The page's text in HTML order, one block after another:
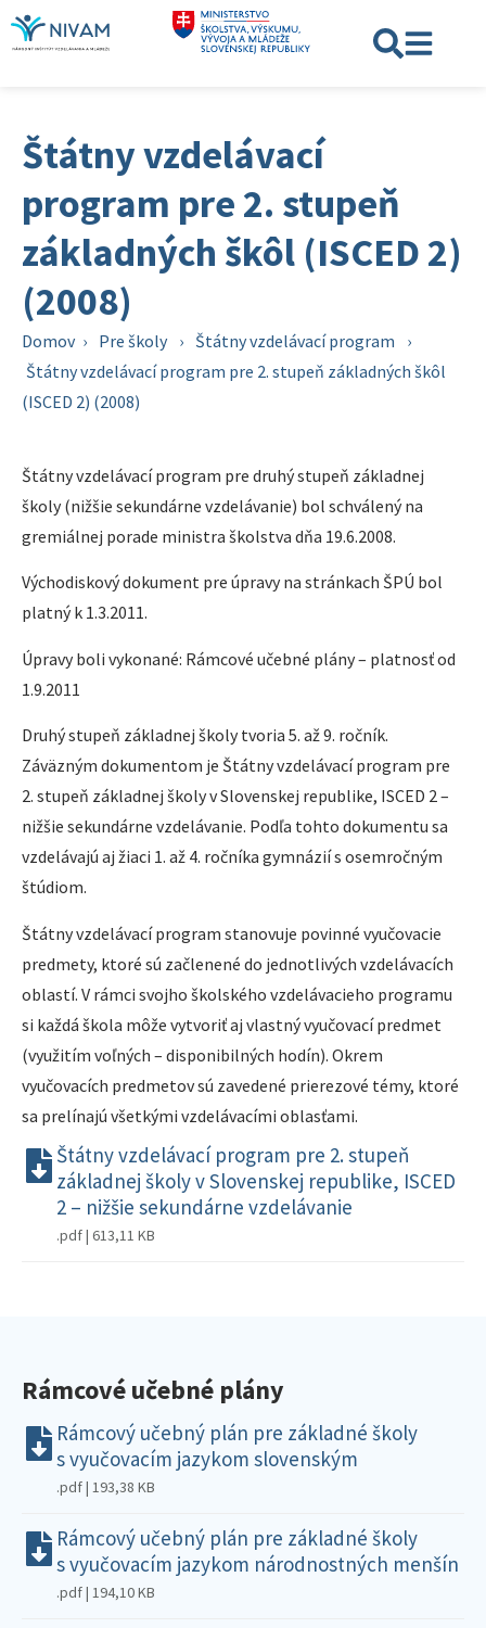
Štátny vzdelávací
program pre 2. stupeň
základných škôl (ISCED 2)
(2008)
Domov › Pre školy › Štátny vzdelávací program
›
Štátny vzdelávací program pre 2. stupeň základných škôl
(ISCED 2) (2008)
Štátny vzdelávací program pre druhý stupeň základnej
školy (nižšie sekundárne vzdelávanie) bol schválený na
gremiálnej porade ministra školstva dňa 19.6.2008.
Východiskový dokument pre úpravy na stránkach ŠPÚ bol
platný k 1.3.2011.
Úpravy boli vykonané: Rámcové učebné plány – platnosť od
1.9.2011
Druhý stupeň základnej školy tvoria 5. až 9. ročník.
Záväzným dokumentom je Štátny vzdelávací program pre
2. stupeň základnej školy v Slovenskej republike, ISCED 2 –
nižšie sekundárne vzdelávanie. Podľa tohto dokumentu sa
vzdelávajú aj žiaci 1. až 4. ročníka gymnázií s osemročným
štúdiom.
Štátny vzdelávací program stanovuje povinné vyučovacie
predmety, ktoré sú začlenené do jednotlivých vzdelávacích
oblastí. V rámci svojho školského vzdelávacieho programu
si každá škola môže vytvoriť aj vlastný vyučovací predmet
(využitím voľných – disponibilných hodín). Okrem
vyučovacích predmetov sú zavedené prierezové témy, ktoré
sa prelínajú všetkými vzdelávacími oblasťami.
Štátny vzdelávací program pre 2. stupeň
základnej školy v Slovenskej republike, ISCED
2 – nižšie sekundárne vzdelávanie
.pdf | 613,11 KB
Rámcové učebné plány
Rámcový učebný plán pre základné školy
s vyučovacím jazykom slovenským
.pdf | 193,38 KB
Rámcový učebný plán pre základné školy
s vyučovacím jazykom národnostných menšín
.pdf | 194,10 KB